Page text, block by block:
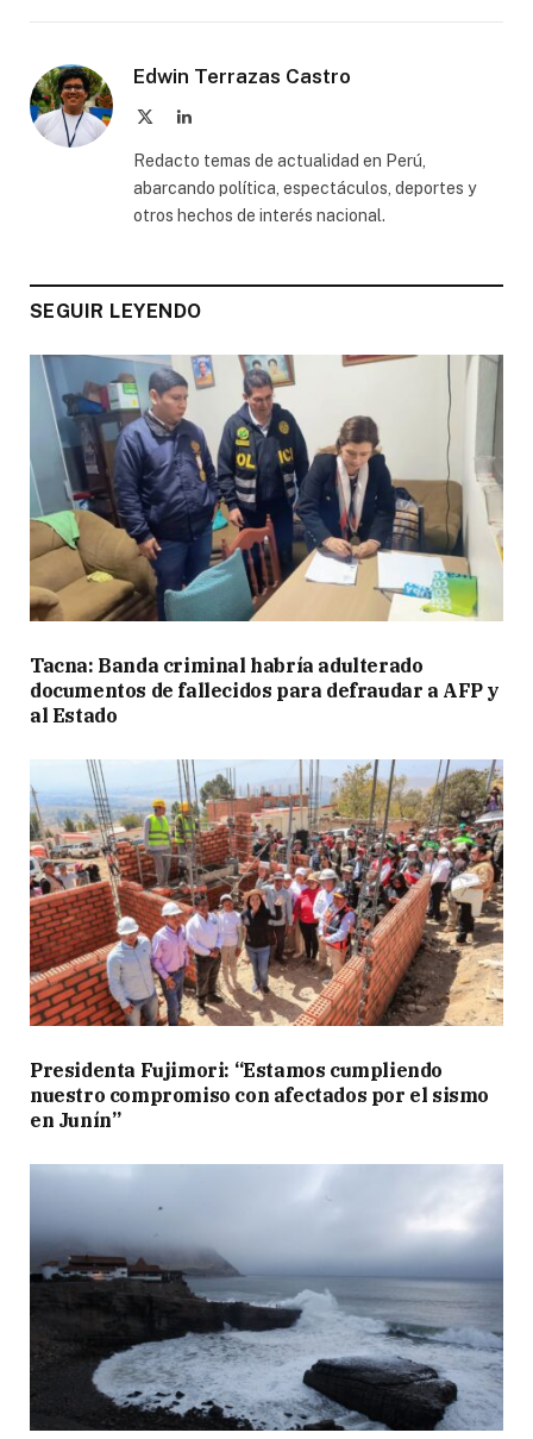
Edwin Terrazas Castro
LinkedIn
Redacto temas de actualidad en Perú,
abarcando política, espectáculos, deportes y
otros hechos de interés nacional.
SEGUIR LEYENDO
Tacna: Banda criminal habría adulterado
documentos de fallecidos para defraudar a AFP y
al Estado
Presidenta Fujimori: “Estamos cumpliendo
nuestro compromiso con afectados por el sismo
en Junín”